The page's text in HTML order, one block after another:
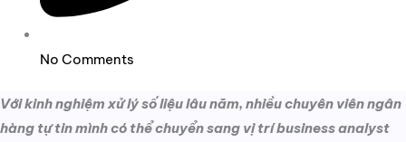
No Comments
Với kinh nghiệm xử lý số liệu lâu năm, nhiều chuyên viên ngân
hàng tự tin mình có thể chuyển sang vị trí business analyst